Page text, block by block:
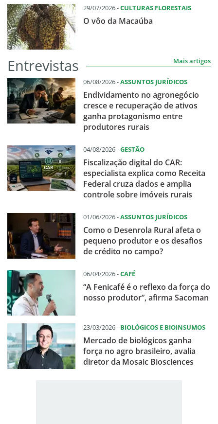
29/07/2026 -CULTURAS FLORESTAIS
O vôo da Macaúba
Entrevistas Mais artigos
06/08/2026 -ASSUNTOS JURÍDICOS
Endividamento no agronegócio
cresce e recuperação de ativos
ganha protagonismo entre
produtores rurais
04/08/2026 -GESTÃO
Fiscalização digital do CAR:
especialista explica como Receita
Federal cruza dados e amplia
controle sobre imóveis rurais
01/06/2026 -ASSUNTOS JURÍDICOS
Como o Desenrola Rural afeta o
pequeno produtor e os desafios
de crédito no campo?
06/04/2026 -CAFÉ
“A Fenicafé é o reflexo da força do
nosso produtor”, afirma Sacoman
23/03/2026 - BIOLÓGICOS E BIOINSUMOS
Mercado de biológicos ganha
força no agro brasileiro, avalia
diretor da Mosaic Biosciences